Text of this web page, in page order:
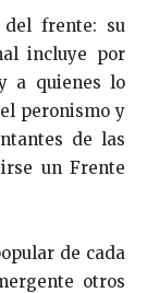
del frente: su
incluye por
a quienes lo
peronismo y
de las
un Frente
de cada
otros